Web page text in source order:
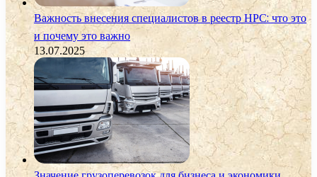
Важность внесения специалистов в реестр НРС: что это
и почему это важно
13.07.2025